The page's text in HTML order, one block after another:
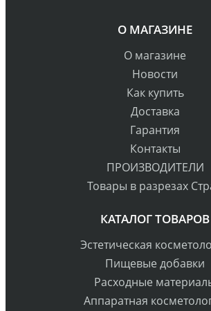
О МАГАЗИНЕ
О магазине
Новости
Как купить
Доставка
Гарантия
Контакты
ПРОИЗВОДИТЕЛИ
Товары в разрезах
КАТАЛОГ ТОВАРОВ
Эстетическая
Пищевые добавки
Расходные
Аппаратная